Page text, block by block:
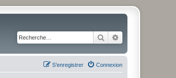
Rechercher
Connexion
S’enregistrer